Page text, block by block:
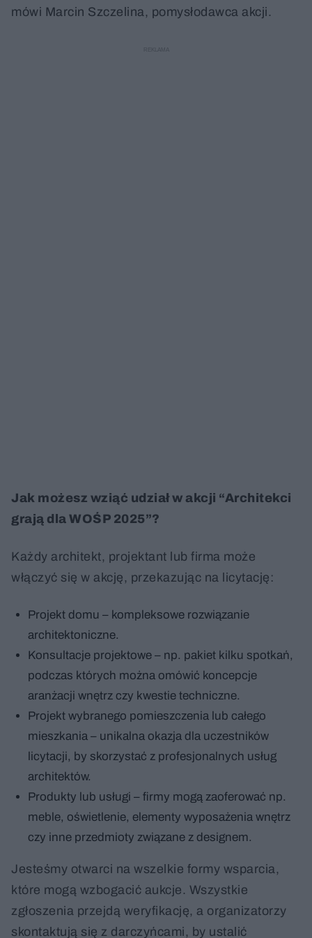
mówi Marcin Szczelina, pomysłodawca akcji.
Jak możesz wziąć udział w akcji “Architekci
grają dla WOŚP 2025”?
Każdy architekt, projektant lub firma może
włączyć się w akcję, przekazując na licytację:
Projekt domu – kompleksowe rozwiązanie
architektoniczne.
Konsultacje projektowe – np. pakiet kilku spotkań,
podczas których można omówić koncepcje
aranżacji wnętrz czy kwestie techniczne.
Projekt wybranego pomieszczenia lub całego
mieszkania – unikalna okazja dla uczestników
licytacji, by skorzystać z profesjonalnych usług
architektów.
Produkty lub usługi – firmy mogą zaoferować np.
meble, oświetlenie, elementy wyposażenia wnętrz
czy inne przedmioty związane z designem.
Jesteśmy otwarci na wszelkie formy wsparcia,
które mogą wzbogacić aukcje. Wszystkie
zgłoszenia przejdą weryfikację, a organizatorzy
skontaktują się z darczyńcami, by ustalić